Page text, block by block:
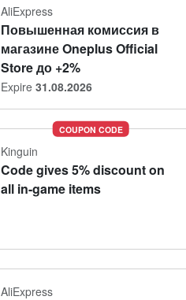
AliExpress
Повышенная комиссия в
магазине Oneplus Official
Store до +2%
Expire 31.08.2026
COUPON CODE
Kinguin
Code gives 5% discount on
all in-game items
AliExpress